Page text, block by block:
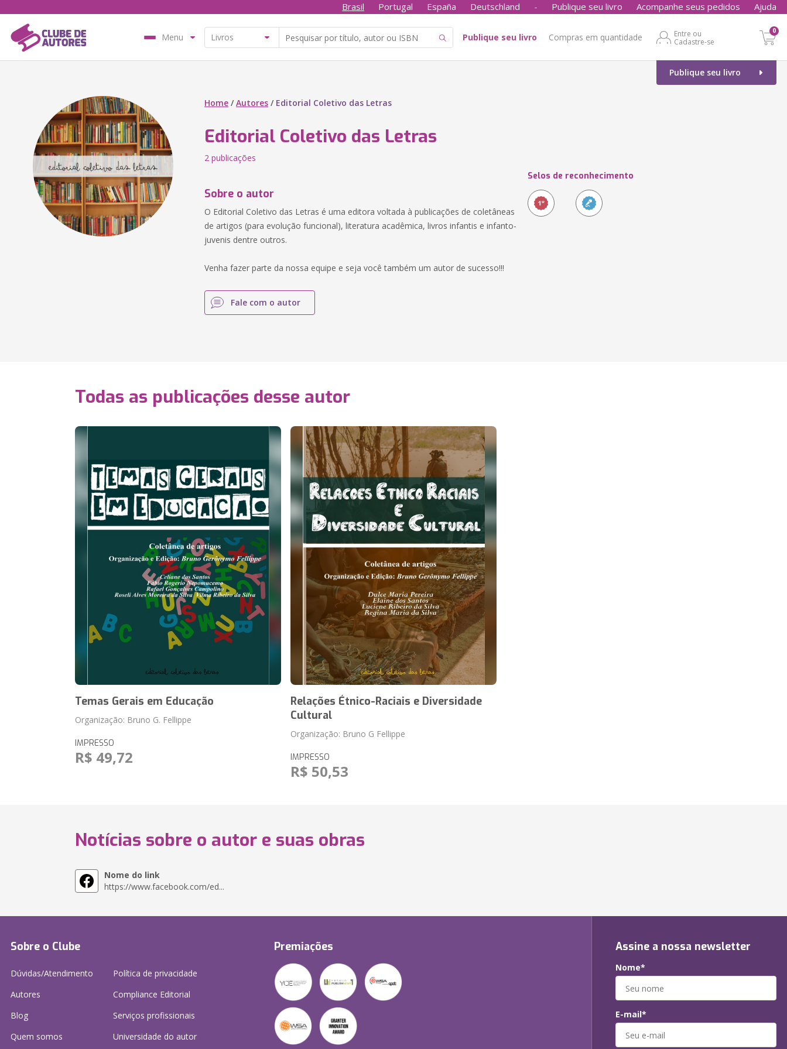
Brasil Portugal España Deutschland - Publique seu livro Acompanhe seus pedidos Ajuda
Menu Publique seu livro Compras em quantidade
Entre ou
Cadastre-se
0
Publique seu livro
Home /Autores / Editorial Coletivo das Letras
Editorial Coletivo das Letras
2 publicações
Sobre o autor
O Editorial Coletivo das Letras é uma editora voltada à publicações de coletâneas
de artigos (para evolução funcional), literatura acadêmica, livros infantis e infanto-
juvenis dentre outros.
Venha fazer parte da nossa equipe e seja você também um autor de sucesso!!!
Fale com o autor
Selos de reconhecimento
Todas as publicações desse autor
Temas Gerais em Educação
Organização: Bruno G. Fellippe
IMPRESSO
R$ 49,72
Relações Étnico-Raciais e Diversidade
Cultural
Organização: Bruno G Fellippe
IMPRESSO
R$ 50,53
Notícias sobre o autor e suas obras
Nome do link
https://www.facebook.com/ed...
Sobre o Clube
Dúvidas/Atendimento
Autores
Blog
Quem somos
Política de privacidade
Compliance Editorial
Serviços profissionais
Universidade do autor
Premiações Assine a nossa newsletter
Nome*
E-mail*